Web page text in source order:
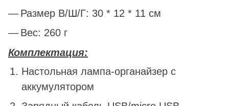
Размер В/Ш/Г: 30 * 12 * 11 см
Вес: 260 г
Комплектация:
Настольная лампа-органайзер с
аккумулятором